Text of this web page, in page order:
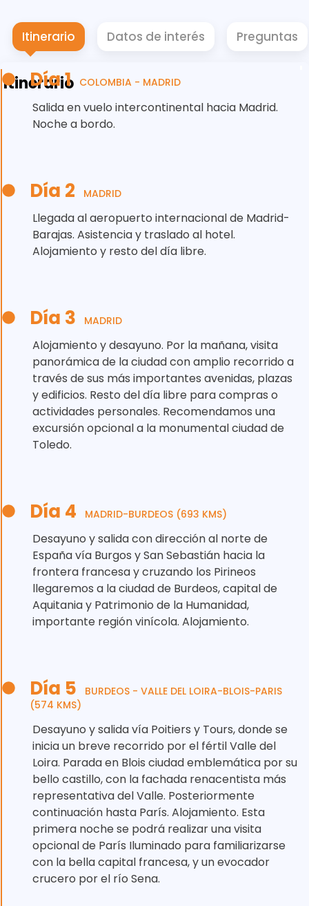
Itinerario Datos de interés Preguntas
Itinerario
Día 1 COLOMBIA - MADRID
Salida en vuelo intercontinental hacia Madrid.
Noche a bordo.
Día 2 MADRID
Llegada al aeropuerto internacional de Madrid-
Barajas. Asistencia y traslado al hotel.
Alojamiento y resto del día libre.
Día 3 MADRID
Alojamiento y desayuno. Por la mañana, visita
panorámica de la ciudad con amplio recorrido a
través de sus más importantes avenidas, plazas
y edificios. Resto del día libre para compras o
actividades personales. Recomendamos una
excursión opcional a la monumental ciudad de
Toledo.
Día 4 MADRID-BURDEOS (693 KMS)
Desayuno y salida con dirección al norte de
España vía Burgos y San Sebastián hacia la
frontera francesa y cruzando los Pirineos
llegaremos a la ciudad de Burdeos, capital de
Aquitania y Patrimonio de la Humanidad,
importante región vinícola. Alojamiento.
Día 5
BURDEOS - VALLE DEL LOIRA-BLOIS-PARIS
(574 KMS)
Desayuno y salida vía Poitiers y Tours, donde se
inicia un breve recorrido por el fértil Valle del
Loira. Parada en Blois ciudad emblemática por su
bello castillo, con la fachada renacentista más
representativa del Valle. Posteriormente
continuación hasta París. Alojamiento. Esta
primera noche se podrá realizar una visita
opcional de París Iluminado para familiarizarse
con la bella capital francesa, y un evocador
crucero por el río Sena.